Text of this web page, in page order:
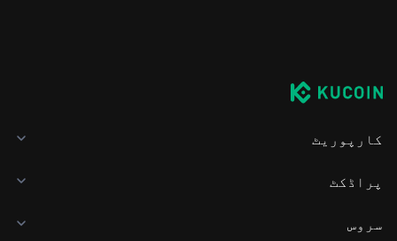
کارپوریٹ
پراڈکٹ
سروس